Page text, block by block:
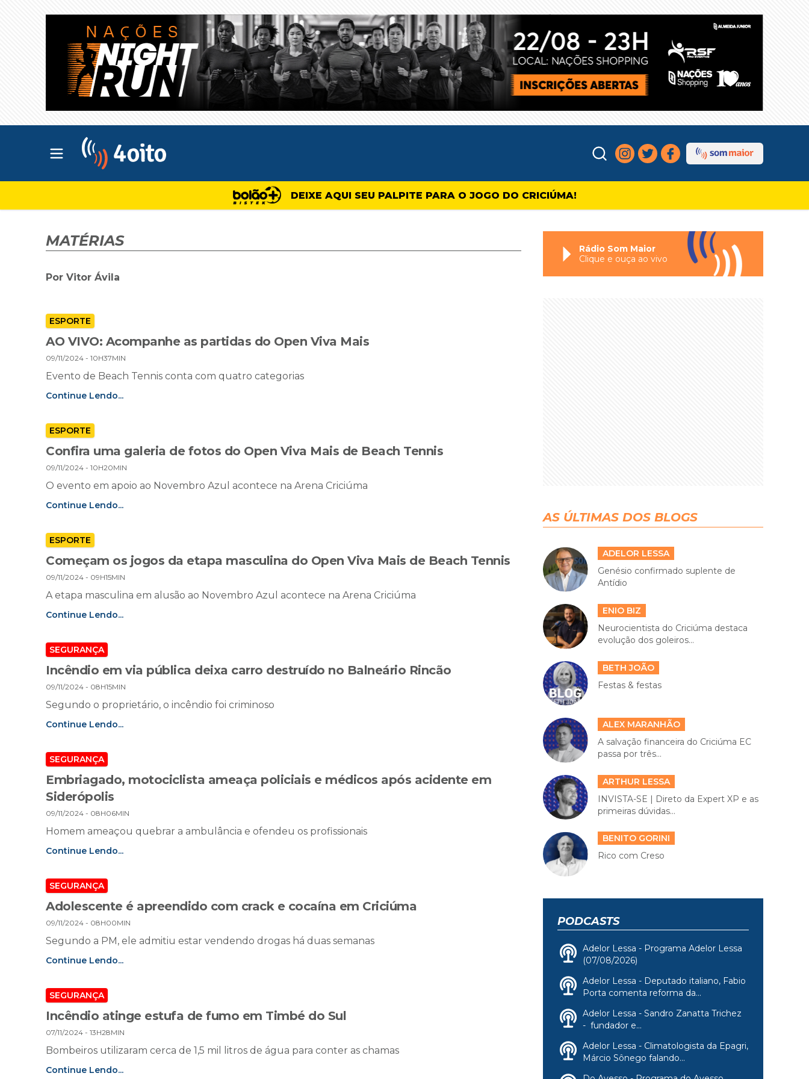
Abrir menu principal
DEIXE AQUI SEU PALPITE PARA O JOGO DO CRICIÚMA!
MATÉRIAS
Por Vitor Ávila
ESPORTE
AO VIVO: Acompanhe as partidas do Open Viva Mais
09/11/2024 - 10H37MIN
Evento de Beach Tennis conta com quatro categorias
Continue Lendo...
ESPORTE
Confira uma galeria de fotos do Open Viva Mais de Beach Tennis
09/11/2024 - 10H20MIN
O evento em apoio ao Novembro Azul acontece na Arena Criciúma
Continue Lendo...
ESPORTE
Começam os jogos da etapa masculina do Open Viva Mais de Beach Tennis
09/11/2024 - 09H15MIN
A etapa masculina em alusão ao Novembro Azul acontece na Arena Criciúma
Continue Lendo...
SEGURANÇA
Incêndio em via pública deixa carro destruído no Balneário Rincão
09/11/2024 - 08H15MIN
Segundo o proprietário, o incêndio foi criminoso
Continue Lendo...
SEGURANÇA
Embriagado, motociclista ameaça policiais e médicos após acidente em
Siderópolis
09/11/2024 - 08H06MIN
Homem ameaçou quebrar a ambulância e ofendeu os profissionais
Continue Lendo...
SEGURANÇA
Adolescente é apreendido com crack e cocaína em Criciúma
09/11/2024 - 08H00MIN
Segundo a PM, ele admitiu estar vendendo drogas há duas semanas
Continue Lendo...
SEGURANÇA
Incêndio atinge estufa de fumo em Timbé do Sul
07/11/2024 - 13H28MIN
Bombeiros utilizaram cerca de 1,5 mil litros de água para conter as chamas
Continue Lendo...
Rádio Som Maior
Clique e ouça ao vivo
AS ÚLTIMAS DOS BLOGS
ADELOR LESSA
Genésio confirmado suplente de
Antídio
ENIO BIZ
Neurocientista do Criciúma destaca
evolução dos goleiros...
BETH JOÃO
Festas & festas
ALEX MARANHÃO
A salvação financeira do Criciúma EC
passa por três...
ARTHUR LESSA
INVISTA-SE | Direto da Expert XP e as
primeiras dúvidas...
BENITO GORINI
Rico com Creso
PODCASTS
Adelor Lessa - Programa Adelor Lessa
(07/08/2026)
Adelor Lessa - Deputado italiano, Fabio
Porta comenta reforma da...
Adelor Lessa - Sandro Zanatta Trichez
- fundador e...
Adelor Lessa - Climatologista da Epagri,
Márcio Sônego falando...